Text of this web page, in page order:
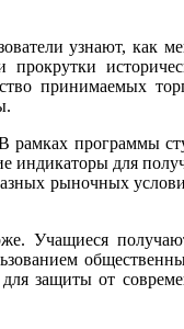
узнают, как
принимаемых
программы
индикаторы для
рыночных
Учащиеся
защиты от